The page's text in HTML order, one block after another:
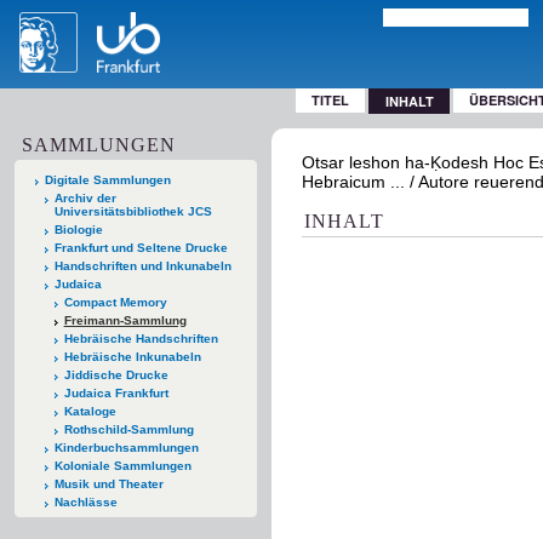
TITEL INHALT
SAMMLUNGEN
Digitale Sammlungen
Archiv der
Universitätsbibliothek JCS
Biologie
Frankfurt und Seltene Drucke
Handschriften und Inkunabeln
Judaica
Compact Memory
Freimann-Sammlung
Hebräische Handschriften
Hebräische Inkunabeln
Jiddische Drucke
Judaica Frankfurt
Kataloge
Rothschild-Sammlung
Kinderbuchsammlungen
Koloniale Sammlungen
Musik und Theater
Nachlässe
Otsar leshon ha-Ḳodesh Hoc
Hebraicum ... / Autore
INHALT